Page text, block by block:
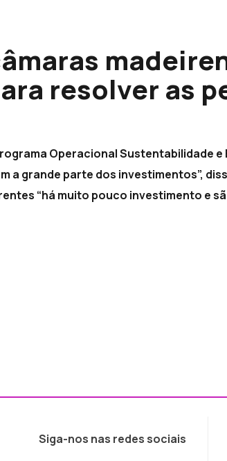
resolver as
Operacional Sustentabilidade e
a grande parte dos investimentos”,
“há muito pouco investimento e
Siga-nos nas redes sociais